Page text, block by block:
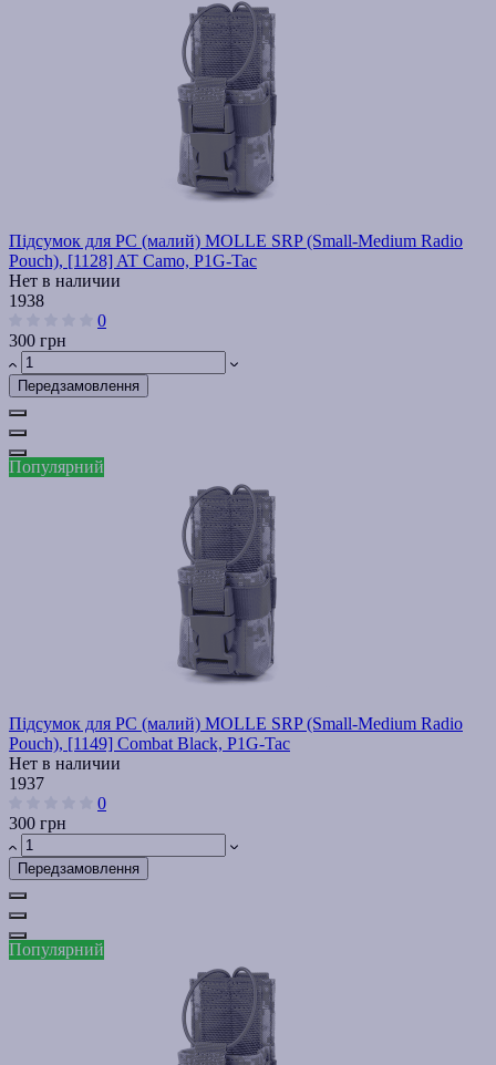
Підсумок для РС (малий) MOLLE SRP (Small-Medium Radio
Pouch), [1128] AT Camo, P1G-Tac
Нет в наличии
1938
0
300 грн
Передзамовлення
Популярний
Підсумок для РС (малий) MOLLE SRP (Small-Medium Radio
Pouch), [1149] Combat Black, P1G-Tac
Нет в наличии
1937
0
300 грн
Передзамовлення
Популярний